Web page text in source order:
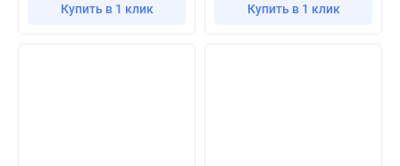
Купить в 1 клик Купить в 1 клик